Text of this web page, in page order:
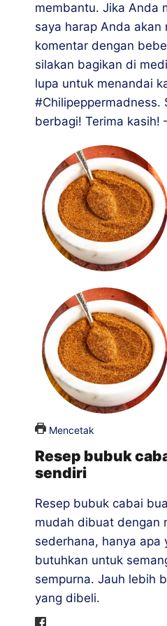
membantu. Jika Anda
saya harap Anda akan
komentar dengan
silakan bagikan di
lupa untuk menandai
#Chilipeppermadness.
berbagi! Terima kasih!
Mencetak
Resep bubuk
sendiri
Resep bubuk cabai
mudah dibuat dengan
sederhana, hanya apa
butuhkan untuk
sempurna. Jauh lebih
yang dibeli.